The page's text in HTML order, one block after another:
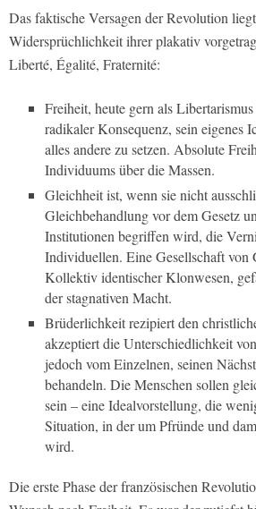
Das faktische Versagen der Revolution
Widersprüchlichkeit ihrer plakativ
Liberté, Égalité, Fraternité:
Freiheit, heute gern als
radikaler Konsequenz, sein eigenes
alles andere zu setzen. Absolute
Individuums über die Massen.
Gleichheit ist, wenn sie nicht
Gleichbehandlung vor dem Gesetz
Institutionen begriffen wird, die
Individuellen. Eine Gesellschaft von
Kollektiv identischer Klonwesen,
der stagnativen Macht.
Brüderlichkeit rezipiert den
akzeptiert die Unterschiedlichkeit
jedoch vom Einzelnen, seinen
behandeln. Die Menschen sollen
sein – eine Idealvorstellung, die
Situation, in der um Pfründe und
wird.
Die erste Phase der französischen